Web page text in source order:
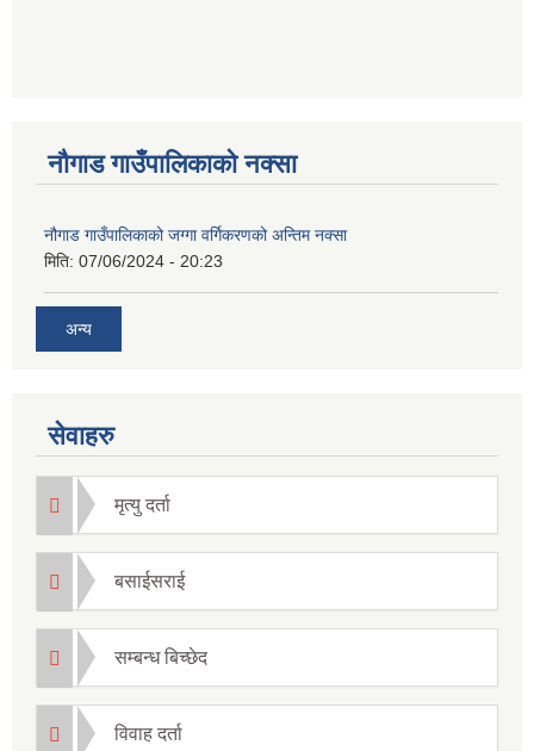
नौगाड गाउँपालिकाको नक्सा
नौगाड गाउँपालिकाको जग्गा वर्गिकरणको अन्तिम नक्सा
मिति: 07/06/2024 - 20:23
अन्य
सेवाहरु
मृत्यु दर्ता
बसाईसराई
सम्बन्ध बिच्छेद
विवाह दर्ता